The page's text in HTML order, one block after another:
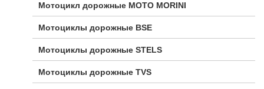
Мотоцикл дорожные МОТО MORINI
Мотоциклы дорожные BSE
Мотоциклы дорожные STELS
Мотоциклы дорожные TVS